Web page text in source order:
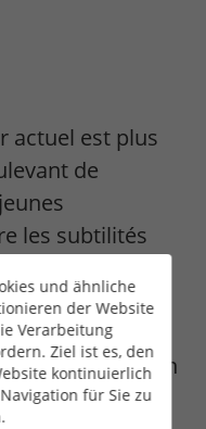
actuel est plus
de
les subtilités
la gestion
pour
des
contrôle de son
und ähnliche
der Website
Verarbeitung
Ziel ist es, den
kontinuierlich
für Sie zu